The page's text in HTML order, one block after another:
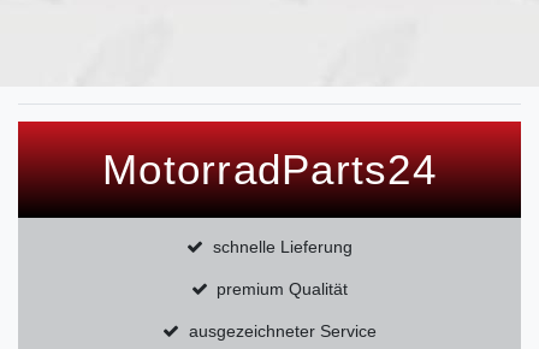
MotorradParts24
schnelle Lieferung
premium Qualität
ausgezeichneter Service